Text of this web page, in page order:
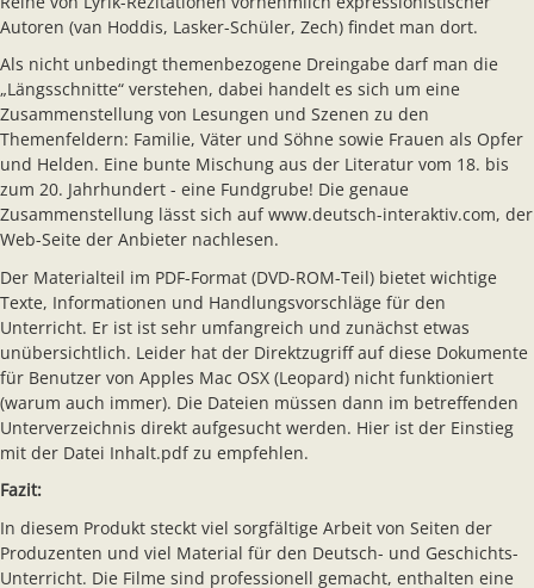
Autoren (van Hoddis, Lasker-Schüler, Zech) findet man dort.
Als nicht unbedingt themenbezogene Dreingabe darf man die
„Längsschnitte“ verstehen, dabei handelt es sich um eine
Zusammenstellung von Lesungen und Szenen zu den
Themenfeldern: Familie, Väter und Söhne sowie Frauen als Opfer
und Helden. Eine bunte Mischung aus der Literatur vom 18. bis
zum 20. Jahrhundert - eine Fundgrube! Die genaue
Zusammenstellung lässt sich auf www.deutsch-interaktiv.com, der
Web-Seite der Anbieter nachlesen.
Der Materialteil im PDF-Format (DVD-ROM-Teil) bietet wichtige
Texte, Informationen und Handlungsvorschläge für den
Unterricht. Er ist ist sehr umfangreich und zunächst etwas
unübersichtlich. Leider hat der Direktzugriff auf diese Dokumente
für Benutzer von Apples Mac OSX (Leopard) nicht funktioniert
(warum auch immer). Die Dateien müssen dann im betreffenden
Unterverzeichnis direkt aufgesucht werden. Hier ist der Einstieg
mit der Datei Inhalt.pdf zu empfehlen.
Fazit:
In diesem Produkt steckt viel sorgfältige Arbeit von Seiten der
Produzenten und viel Material für den Deutsch- und Geschichts-
Unterricht. Die Filme sind professionell gemacht, enthalten eine